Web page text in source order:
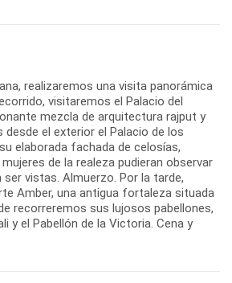
realizaremos una visita panorámica
visitaremos el Palacio del
mezcla de arquitectura rajput y
desde el exterior el Palacio de los
elaborada fachada de celosías,
de la realeza pudieran observar
ser vistas. Almuerzo. Por la tarde,
Amber, una antigua fortaleza situada
recorreremos sus lujosos pabellones,
y el Pabellón de la Victoria. Cena y